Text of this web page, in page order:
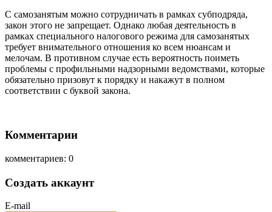
С самозанятым можно сотрудничать в рамках субподряда,
закон этого не запрещает. Однако любая деятельность в
рамках специального налогового режима для самозанятых
требует внимательного отношения ко всем нюансам и
мелочам. В противном случае есть вероятность поиметь
проблемы с профильными надзорными ведомствами, которые
обязательно призовут к порядку и накажут в полном
соответствии с буквой закона.
Комментарии
комментариев: 0
Создать аккаунт
E-mail